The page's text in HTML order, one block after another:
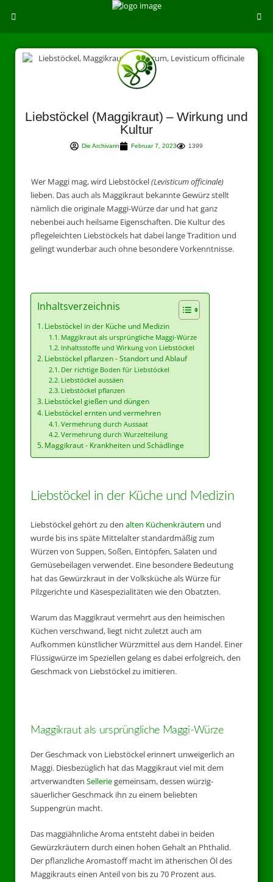
Liebstöckel (Maggikraut) – Wirkung und
Kultur
Die Archivarin Februar 7, 2023 1399
Wer Maggi mag, wird Liebstöckel(Levisticum officinale)
lieben. Das auch als Maggikraut bekannte Gewürz stellt
nämlich die originale Maggi-Würze dar und hat ganz
nebenbei auch heilsame Eigenschaften. Die Kultur des
pflegeleichten Liebstöckels hat dabei lange Tradition und
gelingt wunderbar auch ohne besondere Vorkenntnisse.
Inhaltsverzeichnis
Liebstöckel in der Küche und Medizin
Maggikraut als ursprüngliche Maggi-Würze
Inhaltsstoffe und Wirkung von Liebstöckel
Liebstöckel pflanzen - Standort und Ablauf
Der richtige Boden für Liebstöckel
Liebstöckel aussäen
Liebstöckel pflanzen
Liebstöckel gießen und düngen
Liebstöckel ernten und vermehren
Vermehrung durch Aussaat
Vermehrung durch Wurzelteilung
Maggikraut - Krankheiten und Schädlinge
Liebstöckel in der Küche und Medizin
Liebstöckel gehört zu den alten Küchenkräutern und
wurde bis ins späte Mittelalter standardmäßig zum
Würzen von Suppen, Soßen, Eintöpfen, Salaten und
Gemüsebeilagen verwendet. Eine besondere Bedeutung
hat das Gewürzkraut in der Volksküche als Würze für
Pilzgerichte und Käsespezialitäten wie den Obatzten.
Warum das Maggikraut vermehrt aus den heimischen
Küchen verschwand, liegt nicht zuletzt auch am
Aufkommen künstlicher Würzmittel aus dem Handel. Einer
Flüssigwürze im Speziellen gelang es dabei erfolgreich, den
Geschmack von Liebstöckel zu imitieren.
Maggikraut als ursprüngliche Maggi-Würze
Der Geschmack von Liebstöckel erinnert unweigerlich an
Maggi. Diesbezüglich hat das Maggikraut viel mit dem
artverwandten Selleriegemeinsam, dessen würzig-
säuerlicher Geschmack ihn zu einem beliebten
Suppengrün macht.
Das maggiähnliche Aroma entsteht dabei in beiden
Gewürzkräutern durch einen hohen Gehalt an Phthalid.
Der pflanzliche Aromastoff macht im ätherischen Öl des
Maggikrauts einen Anteil von bis zu 70 Prozent aus.